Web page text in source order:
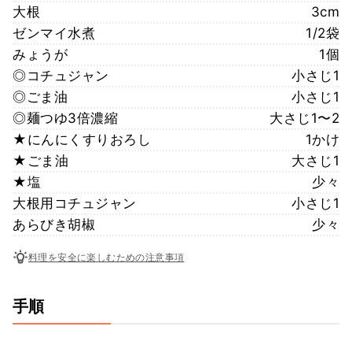
大根
3cm
ゼンマイ水煮
1/2袋
みょうが
1個
◎コチュジャン
小さじ1
◎ごま油
小さじ1
◎麺つゆ3倍濃縮
大さじ1〜2
★にんにくすりおろし
1かけ
★ごま油
大さじ1
★塩
少々
大根用コチュジャン
小さじ1
あらびき胡椒
少々
料理を安全に楽しむための注意事項
手順